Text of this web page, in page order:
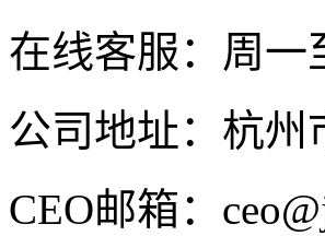
在线客服：周一
公司地址：杭州
CEO邮箱：